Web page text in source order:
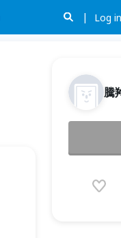
Log in
騰
2025.12.07